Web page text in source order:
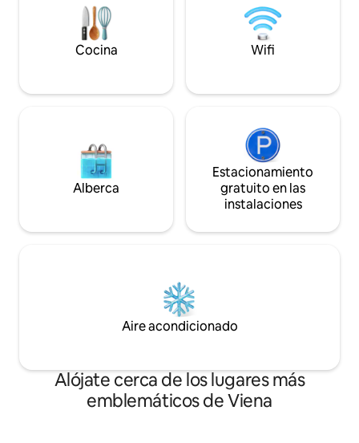
Balcón ✔ privado. ✔ Smart TV Wifi de✔
alta velocidad ✔ Aire acondicionado Más
información ↓
oficina en casa
AHORA!
Cocina Wifi
Alberca
Estacionamiento
gratuito en las
instalaciones
Aire acondicionado
Alójate cerca de los lugares más
emblemáticos de Viena